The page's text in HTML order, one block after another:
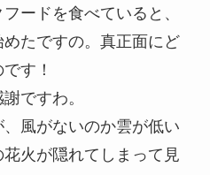
ードを食べていると、
たですの。真正面にど
す！
ですわ。
風がないのか雲が低い
火が隠れてしまって見